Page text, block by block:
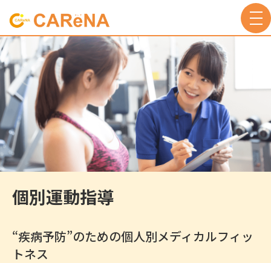
個別運動指導
“疾病予防”のための個人別メディカルフィッ
トネス